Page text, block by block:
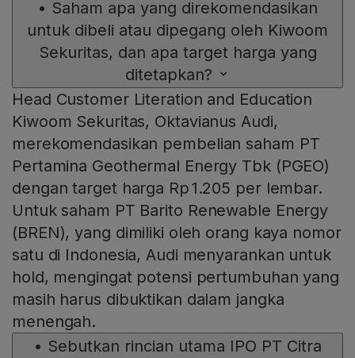
• Saham apa yang direkomendasikan
untuk dibeli atau dipegang oleh Kiwoom
Sekuritas, dan apa target harga yang
ditetapkan?
Head Customer Literation and Education
Kiwoom Sekuritas, Oktavianus Audi,
merekomendasikan pembelian saham PT
Pertamina Geothermal Energy Tbk (PGEO)
dengan target harga Rp 1.205 per lembar.
Untuk saham PT Barito Renewable Energy
(BREN), yang dimiliki oleh orang kaya nomor
satu di Indonesia, Audi menyarankan untuk
hold, mengingat potensi pertumbuhan yang
masih harus dibuktikan dalam jangka
menengah.
• Sebutkan rincian utama IPO PT Citra